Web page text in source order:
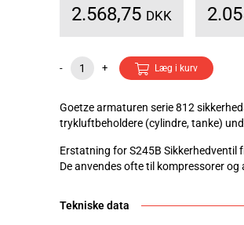
2.568,75 DKK
- + Læg i kurv
Goetze armaturen serie 812
trykluftbeholdere (cylindre, tanke)
Erstatning for S245B Sikkerhedventil
De anvendes ofte til kompressorer
Tekniske data